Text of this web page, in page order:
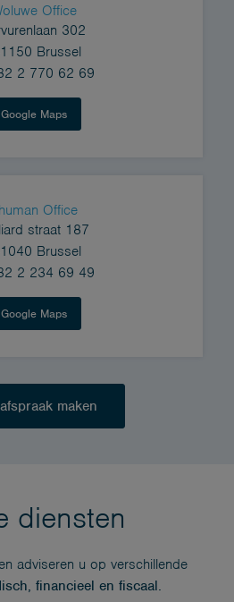
Office
302
Brussel
2 770 62 69
Google Maps
Office
straat 187
Brussel
2 234 69 49
Google Maps
maken
diensten
adviseren u op verschillende
financieel en fiscaal.